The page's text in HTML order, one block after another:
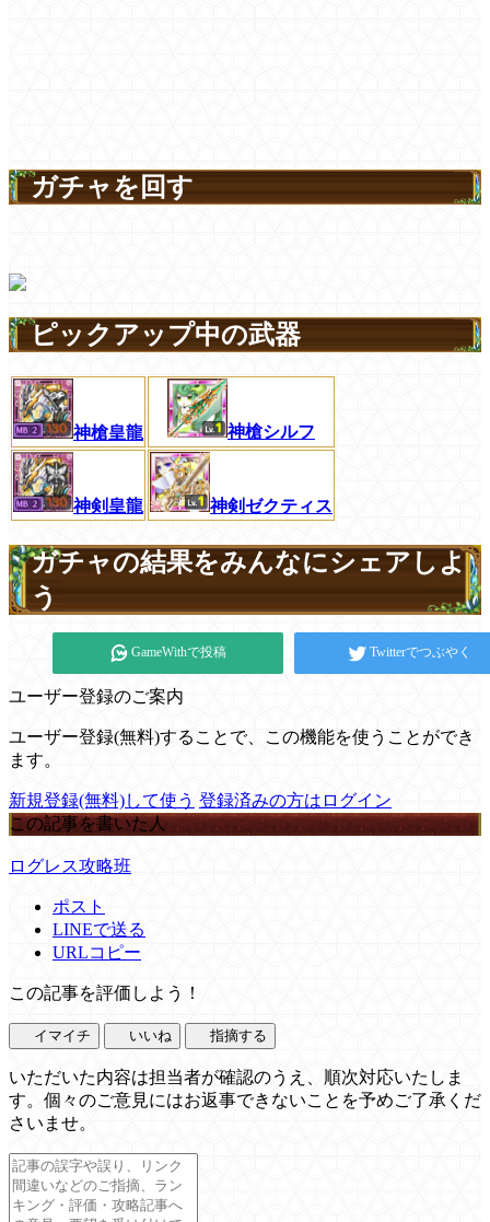
ガチャを回す
ピックアップ中の武器
神槍皇龍 神槍シルフ
神剣皇龍 神剣ゼクティス
ガチャの結果をみんなにシェアしよ
う
GameWithで投稿 Twitterでつぶやく
ユーザー登録のご案内
ユーザー登録(無料)することで、この機能を使うことができ
ます。
新規登録(無料)して使う 登録済みの方はログイン
この記事を書いた人
ログレス攻略班
ポスト
LINEで送る
URLコピー
この記事を評価しよう！
イマイチ いいね 指摘する
いただいた内容は担当者が確認のうえ、順次対応いたしま
す。個々のご意見にはお返事できないことを予めご了承くだ
さいませ。